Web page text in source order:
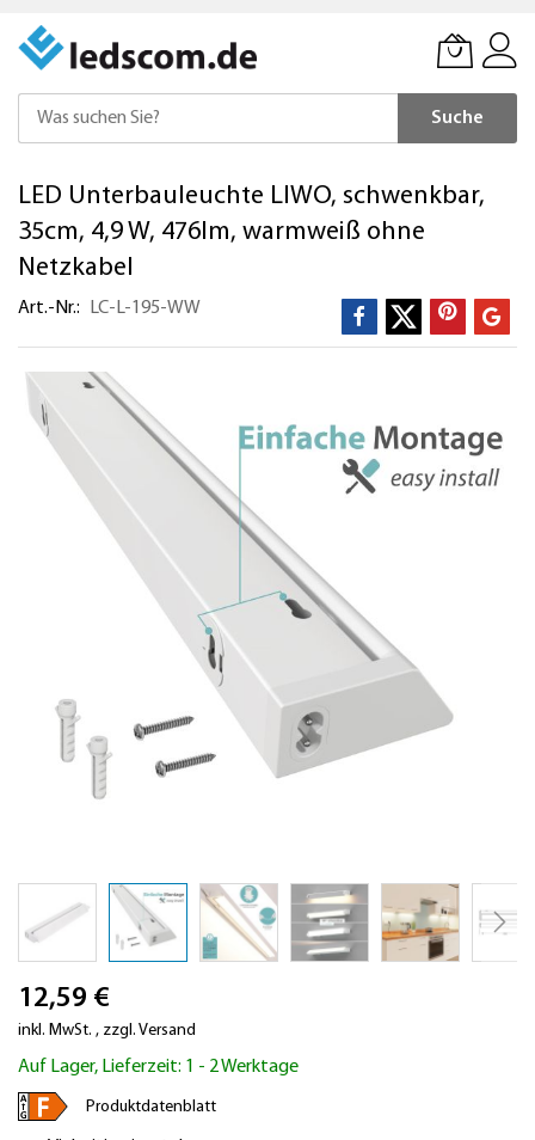
Suche
Inhalt
LED Unterbauleuchte LIWO, schwenkbar,
35cm, 4,9 W, 476lm, warmweiß ohne
Netzkabel
Art.-Nr. LC-L-195-WW
Ende
der
Bildergalerie
springen
Anfang
der
springen
12,59 €
inkl. MwSt. , zzgl. Versand
Auf Lager, Lieferzeit: 1 - 2 Werktage
Produktdatenblatt